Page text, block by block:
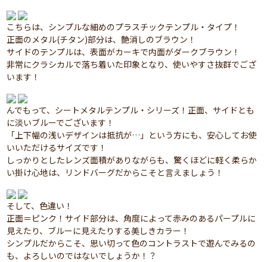
こちらは、シンプルな細めのプラスチックテンプル・タイプ！
正面のメタル(チタン)部分は、艶消しのブラウン！
サイドのテンプルは、表面がカーキで内面がダークブラウン！
非常にクラシカルで落ち着いた印象となり、使いやすさ抜群でござ
います！
んでもって、シートメタルテンプル・シリーズ！正面、サイドとも
に淡いブルーでございます！
「上下幅の浅いデザインは抵抗が…」という方にも、安心してお使
いいただけるサイズです！
しっかりとしたレンズ面積がありながらも、驚くほどに軽く柔らか
い掛け心地は、リンドバーグだからこそと言えましょう！
そして、色違い！
正面＝ピンク！サイド部分は、角度によって赤みのあるパープルに
見えたり、ブルーに見えたりする美しきカラー！
シンプルだからこそ、思い切って色のコントラストで遊んでみるの
も、よろしいのではないでしょうか！？